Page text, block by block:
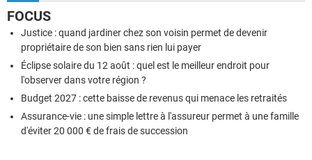
FOCUS
Justice : quand jardiner chez son voisin permet de devenir
propriétaire de son bien sans rien lui payer
Éclipse solaire du 12 août : quel est le meilleur endroit pour
l'observer dans votre région ?
Budget 2027 : cette baisse de revenus qui menace les retraités
Assurance-vie : une simple lettre à l'assureur permet à une famille
d'éviter 20 000 € de frais de succession